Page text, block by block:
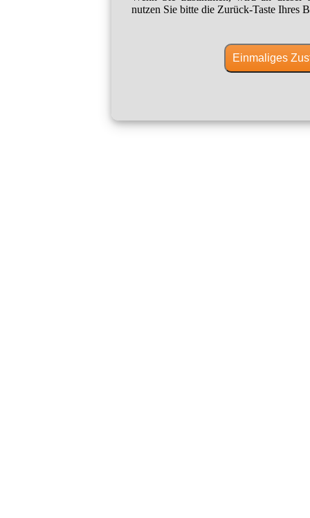
nutzen Sie bitte die Zurück-Taste Ihres
Einmaliges